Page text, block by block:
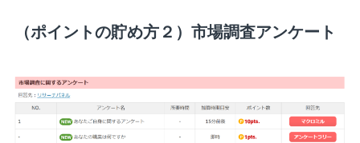
（ポイントの貯め方２）市場調査アンケート